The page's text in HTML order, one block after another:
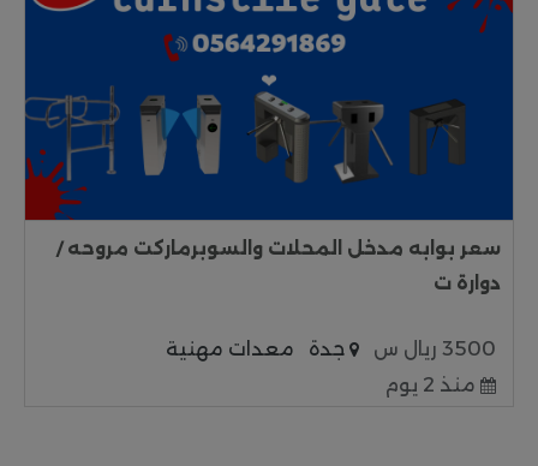
سعر بوابه مدخل المحلات والسوبرماركت مروحه /
دوارة ت
3500 ريال س جدة
معدات مهنية
منذ 2 يوم